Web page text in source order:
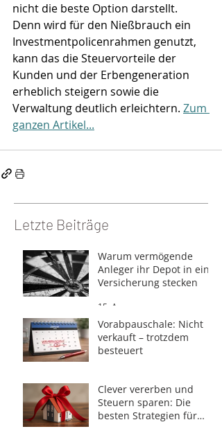
nicht die beste Option darstellt.
Denn wird für den Nießbrauch ein
Investmentpolicenrahmen genutzt,
kann das die Steuervorteile der
Kunden und der Erbengeneration
erheblich steigern sowie die
Verwaltung deutlich erleichtern. Zum
ganzen Artikel...
Letzte Beiträge
Warum vermögende
Anleger ihr Depot in eine
Versicherung stecken
15. Apr.
Vorabpauschale: Nicht
verkauft – trotzdem
besteuert
Clever vererben und
Steuern sparen: Die
besten Strategien für